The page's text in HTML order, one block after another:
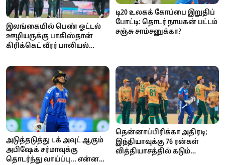
இலங்கையில் பெண் ஓட்டல்
ஊழியருக்கு பாகிஸ்தான்
கிரிக்கெட் வீரர் பாலியல்
சம்பவம்..!
டி20 உலகக் கோப்பை இறுதிப்
போட்டி: தொடர் நாயகன் பட்டம்
சஞ்சு சாம்சனுக்கா?
அடுத்தடுத்து டக் அவுட் ஆகும்
அபிஷேக் சர்மாவுக்கு
தொடர்ந்து வாய்ப்பு... என்ன
தென்னாப்பிரிக்கா அதிரடி;
இந்தியாவுக்கு 76 ரன்கள்
வித்தியாசத்தில் கடும்